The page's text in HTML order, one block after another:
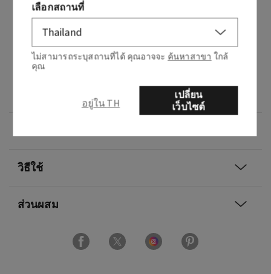
What it smells like: a timeless, feminine,
What it does: provides 24 hours of nourishing
softer after one use.
วิธีใช้
ส่วนผสม
เลือกสถานที่
ไม่สามารถระบุสถานที่ได้ คุณอาจจะ ค้นหาสาขา ใกล้
คุณ
อยู่ใน TH
เปลี่ยน
เว็บไซต์